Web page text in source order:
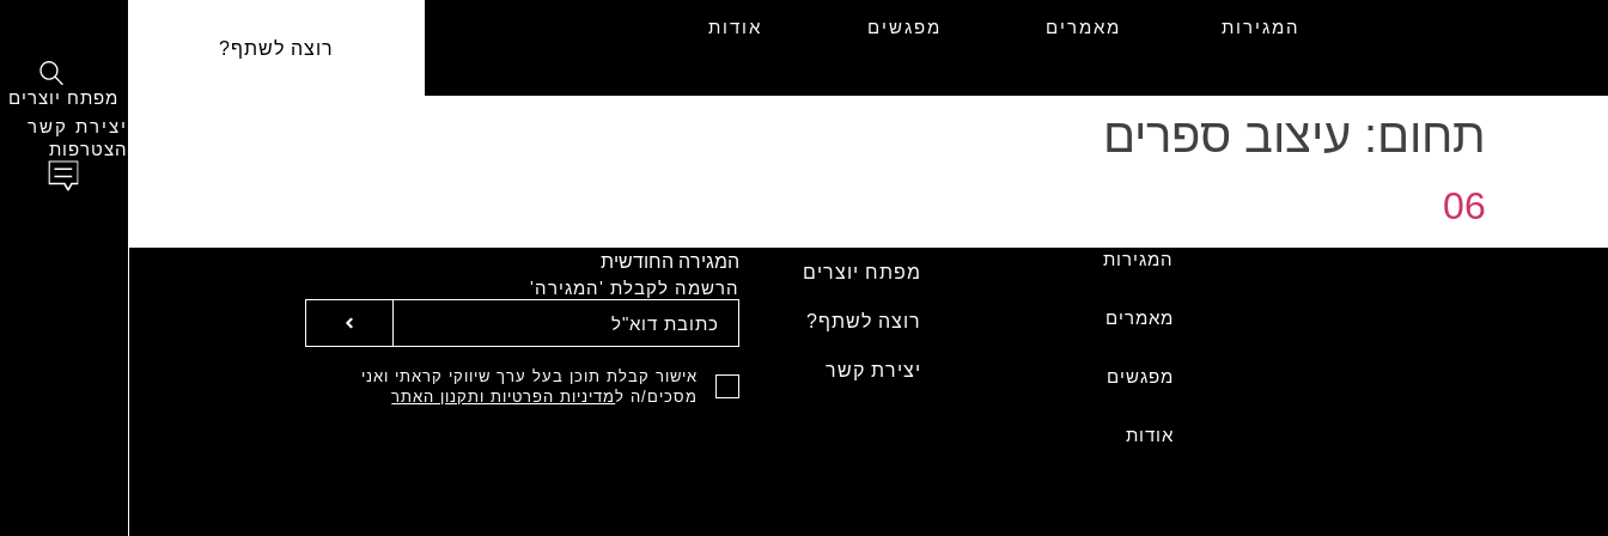
המגירות מאמרים מפגשים
אודות
רוצה לשתף?
מפתח יוצרים
יצירת קשר
הצטרפות
תחום: עיצוב ספרים
06
המגירות
מאמרים
מפגשים
אודות
מפתח יוצרים
רוצה לשתף?
יצירת קשר
המגירה החודשית
הרשמה לקבלת 'המגירה'
אישור קבלת תוכן בעל ערך שיווקי קראתי ואני
מסכים/ה למדיניות הפרטיות ותקנון האתר